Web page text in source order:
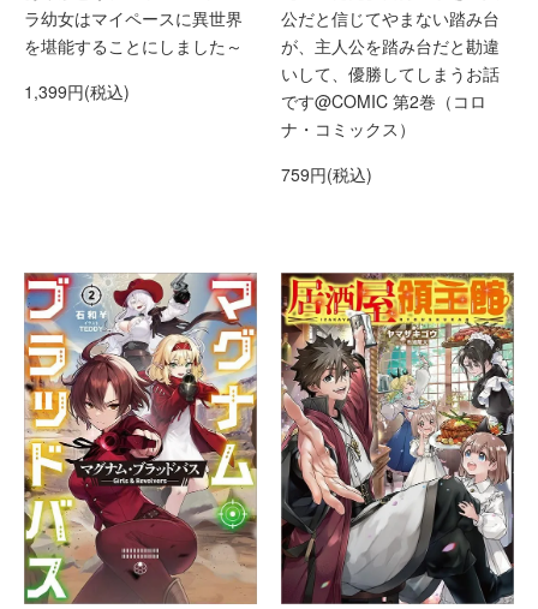
ラ幼女はマイペースに異世界
を堪能することにしました～
1,399円(税込)
公だと信じてやまない踏み台
が、主人公を踏み台だと勘違
いして、優勝してしまうお話
です@COMIC 第2巻（コロ
ナ・コミックス）
759円(税込)